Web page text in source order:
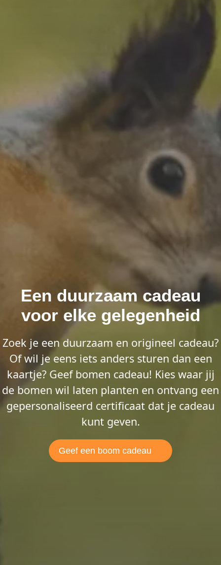
Een duurzaam cadeau
voor elke gelegenheid
Zoek je een duurzaam en origineel cadeau?
Of wil je eens iets anders sturen dan een
kaartje? Geef bomen cadeau! Kies waar jij
de bomen wil laten planten en ontvang een
gepersonaliseerd certificaat dat je cadeau
kunt geven.
Geef een boom cadeau